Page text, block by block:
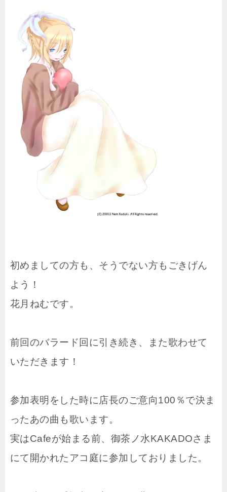
初めましての方も、そうでない方もごきげん
よう！
花月ねむです。
前回のバラード回に引き続き、また歌わせて
いただきます！
参加表明をした時に店長のご意向100％で決ま
ったあの曲も歌います。
実はCafeが始まる前、御茶ノ水KAKADOさま
にて開かれたアコ庭に参加しておりました。